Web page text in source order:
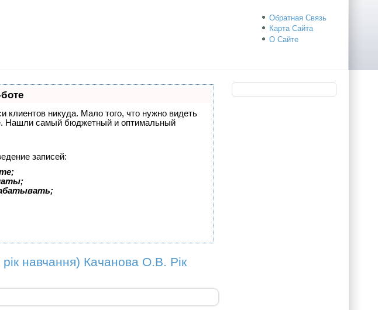
Обратная Связь
Карта Сайта
О Сайте
клиентов никуда. Мало того, что нужно видеть
Нашли самый бюджетный и оптимальный
записей:
рік навчання) Качанова О.В. Рік